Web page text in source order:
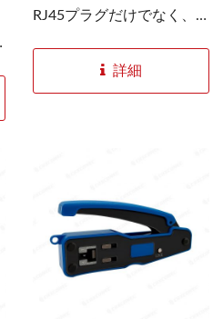
RJ45プラグだけでなく、
詳細